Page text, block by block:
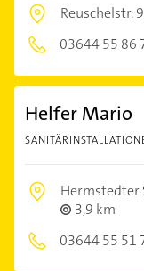
Reuschelstr.
03644 55 86
Helfer Mario
Hermstedter
3,9 km
03644 55 51